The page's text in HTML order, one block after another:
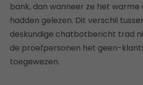
bank, dan wanneer ze het
hadden gelezen. Dit verschil
deskundige chatbotbericht trad
de proefpersonen het geen-
toegewezen.